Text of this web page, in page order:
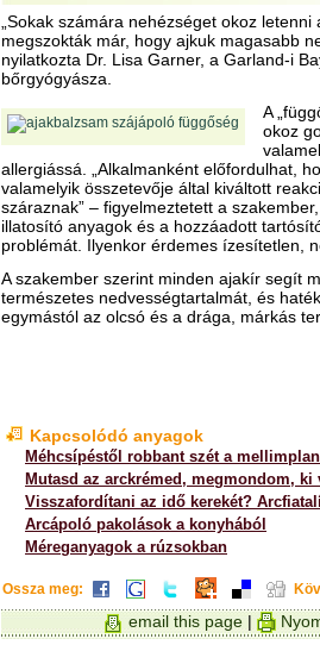
„Sokak számára nehézséget okoz
megszokták már, hogy ajkuk magasabb
nyilatkozta Dr. Lisa Garner, a Garland-i
bőrgyógyásza.
A
okoz
allergiássá. „Alkalmanként előfordulhat,
valamelyik összetevője által kiváltott
száraznak” – figyelmeztetett a
illatosító anyagok és a hozzáadott
problémát. Ilyenkor érdemes ízesítetlen,
A szakember szerint minden ajakír segít
természetes nedvességtartalmát, és
egymástól az olcsó és a drága, márkás
Kapcsolódó anyagok
Méhcsípéstől robbant szét a
Mutasd az arckrémed, megmondom, ki
Visszafordítani az idő kerekét?
Arcápoló pakolások a konyhából
Méreganyagok a rúzsokban
Ossza meg:
email this page |